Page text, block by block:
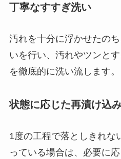
丁寧なすすぎ洗い
汚れを十分に浮かせたの
いを行い、汚れやツンと
を徹底的に洗い流します。
状態に応じた再漬け込
1度の工程で落としきれな
っている場合は、必要に